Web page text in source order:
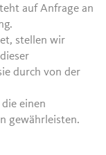
auf Anfrage an
stellen wir
durch von der
einen
gewährleisten.